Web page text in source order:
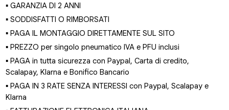
▪ GARANZIA DI 2 ANNI
▪ SODDISFATTI O RIMBORSATI
▪ PAGA IL MONTAGGIO DIRETTAMENTE SUL SITO
▪ PREZZO per singolo pneumatico IVA e PFU inclusi
▪ PAGA in tutta sicurezza con Paypal, Carta di credito,
Scalapay, Klarna e Bonifico Bancario
▪ PAGA IN 3 RATE SENZA INTERESSI con Paypal, Scalapay e
Klarna